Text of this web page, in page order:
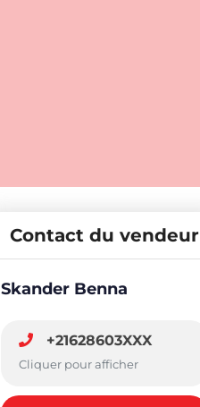
Contact du vendeur
Skander Benna
+21628603XXX
Cliquer pour afficher